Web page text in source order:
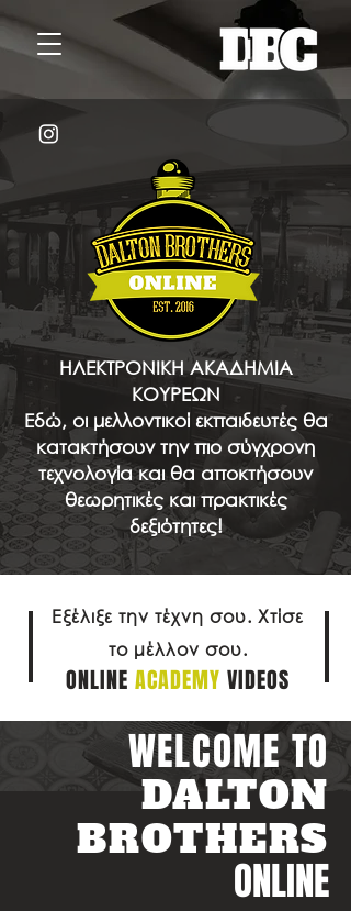
ΗΛΕΚΤΡΟΝΙΚΗ ΑΚΑΔΗΜΙΑ
ΚΟΥΡΕΩΝ
Εδώ, οι μελλοντικοί εκπαιδευτές θα
κατακτήσουν την πιο σύγχρονη
τεχνολογία και θα αποκτήσουν
θεωρητικές και πρακτικές
δεξιότητες!
Εξέλιξε την τέχνη σου. Χτίσε
το μέλλον σου.
ONLINE ACADEMY VIDEOS
WELCOME TO
DALTON
BROTHERS
ONLINE